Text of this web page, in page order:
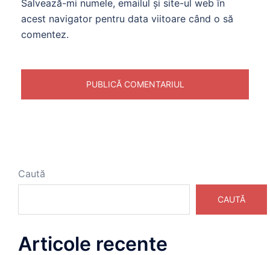
Salvează-mi numele, emailul și site-ul web în
acest navigator pentru data viitoare când o să
comentez.
Caută
CAUTĂ
Articole recente